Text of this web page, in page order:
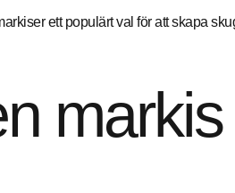
ett populärt val för att skapa